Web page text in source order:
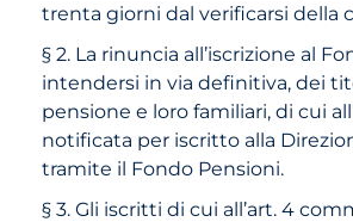
trenta giorni dal verificarsi della
§ 2. La rinuncia all’iscrizione al
intendersi in via definitiva, dei
pensione e loro familiari, di cui
notificata per iscritto alla
tramite il Fondo Pensioni.
§ 3. Gli iscritti di cui all’art. 4